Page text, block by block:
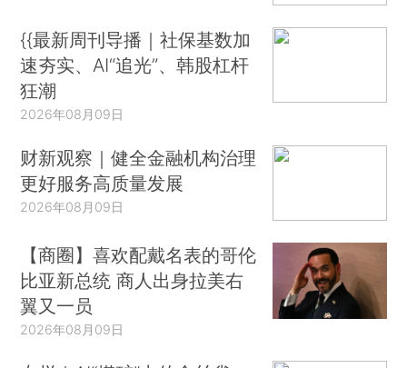
{{最新周刊导播｜社保基数加
速夯实、AI“追光”、韩股杠杆
狂潮
2026年08月09日
财新观察｜健全金融机构治理
更好服务高质量发展
2026年08月09日
【商圈】喜欢配戴名表的哥伦
比亚新总统 商人出身拉美右
翼又一员
2026年08月09日